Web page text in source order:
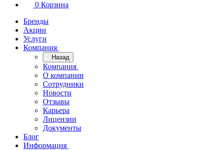
0 Корзина
Бренды
Акции
Услуги
Компания
Назад
Компания
О компании
Сотрудники
Новости
Отзывы
Карьера
Лицензии
Документы
Блог
Информация